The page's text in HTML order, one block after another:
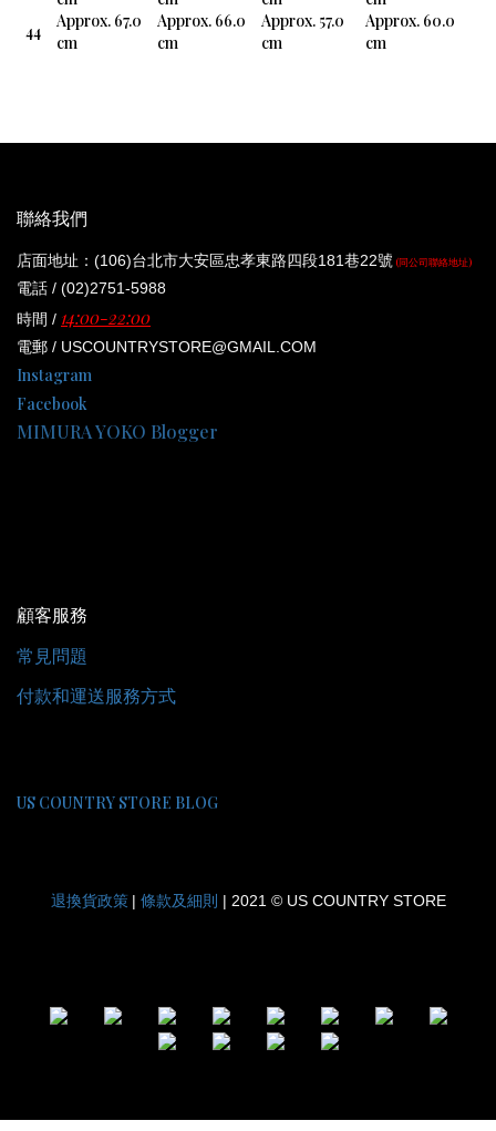
44
Approx. 67.0
cm
Approx. 66.0
cm
Approx. 57.0
cm
Approx. 60.0
cm
聯絡我們
店面地址：(106)台北市大安區忠孝東路四段181巷22號 (同公司聯絡地址)
電話 / (02)2751-5988
時間 / 14:00-22:00
電郵 / USCOUNTRYSTORE@GMAIL.COM
Instagram
Facebook
MIMURA YOKO Blogger
顧客服務
常見問題
付款和運送服務方式
US COUNTRY STORE BLOG
退換貨政策 | 條款及細則 | 2021 © US COUNTRY STORE